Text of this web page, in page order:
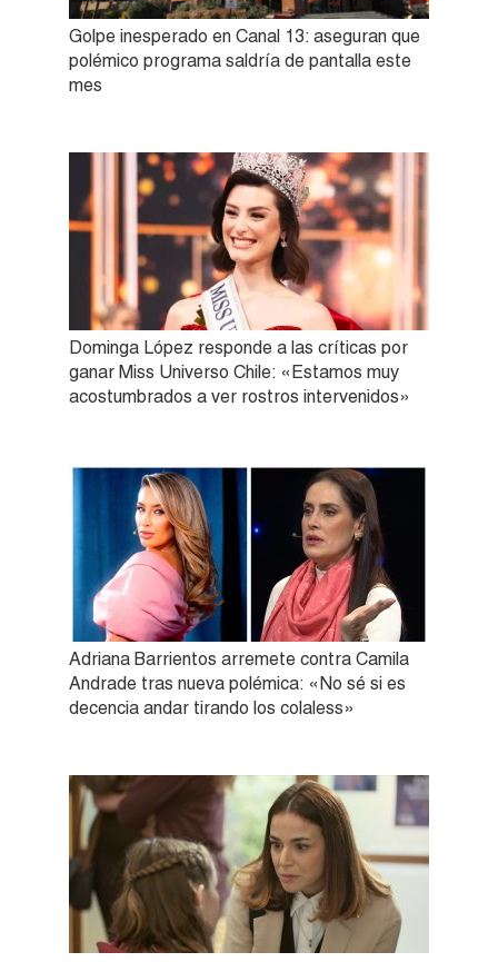
Golpe inesperado en Canal 13: aseguran que
polémico programa saldría de pantalla este
mes
Dominga López responde a las críticas por
ganar Miss Universo Chile: «Estamos muy
acostumbrados a ver rostros intervenidos»
Adriana Barrientos arremete contra Camila
Andrade tras nueva polémica: «No sé si es
decencia andar tirando los colaless»